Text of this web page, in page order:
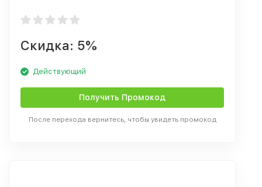
Скидка: 5%
Действующий
Получить Промокод
После перехода вернитесь, чтобы увидеть промокод